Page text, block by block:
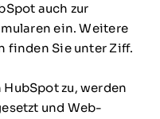
auch zur
ein. Weitere
finden Sie unter Ziff.
zu, werden
und Web-